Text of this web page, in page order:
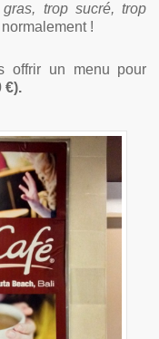
trop sucré, trop
!
offrir un menu pour
€).